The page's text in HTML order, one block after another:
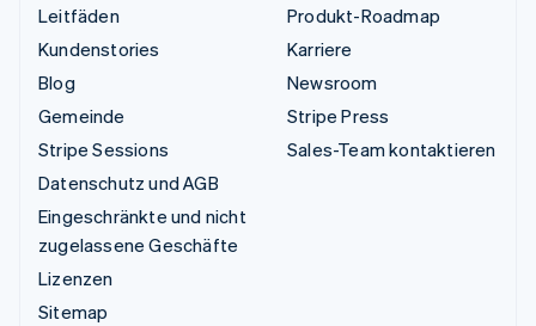
Leitfäden
Kundenstories
Blog
Gemeinde
Stripe Sessions
Datenschutz und AGB
Eingeschränkte und nicht
zugelassene Geschäfte
Lizenzen
Sitemap
Produkt-Roadmap
Karriere
Newsroom
Stripe Press
Sales-Team kontaktieren